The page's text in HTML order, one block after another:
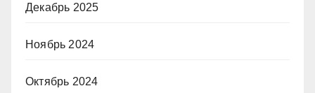
Декабрь 2025
Ноябрь 2024
Октябрь 2024